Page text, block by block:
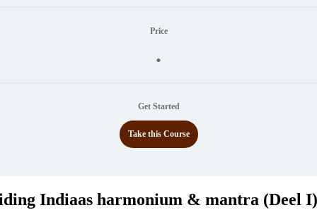
Price
.
Get Started
Take this Course
Indiaas harmonium & mantra (Deel I)